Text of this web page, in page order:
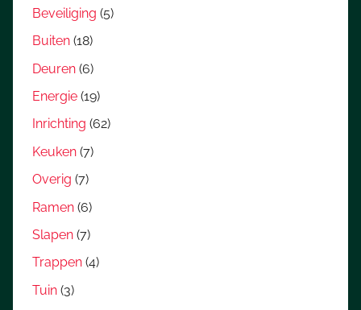
Beveiliging (5)
Buiten (18)
Deuren (6)
Energie (19)
Inrichting (62)
Keuken (7)
Overig (7)
Ramen (6)
Slapen (7)
Trappen (4)
Tuin (3)